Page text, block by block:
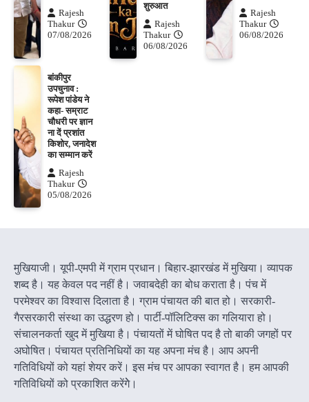
Rajesh
Thakur
07/08/2026
शुरुआत
Rajesh
Thakur
06/08/2026
Rajesh
Thakur
06/08/2026
बांकीपुर
उपचुनाव :
रूपेश पांडेय ने
कहा- सम्राट
चौधरी पर ज्ञान
ना दें प्रशांत
किशोर, जनादेश
का सम्मान करें
Rajesh
Thakur
05/08/2026
मुखियाजी। यूपी-एमपी में ग्राम प्रधान। बिहार-झारखंड में मुखिया। व्यापक
शब्द है। यह केवल पद नहीं है। जवाबदेही का बोध कराता है। पंच में
परमेश्वर का विश्वास दिलाता है। ग्राम पंचायत की बात हो। सरकारी-
गैरसरकारी संस्था का उद्धरण हो। पार्टी-पॉलिटिक्स का गलियारा हो।
संचालनकर्ता खुद में मुखिया है। पंचायतों में घोषित पद है तो बाकी जगहों पर
अघोषित। पंचायत प्रतिनिधियों का यह अपना मंच है। आप अपनी
गतिविधियों को यहां शेयर करें। इस मंच पर आपका स्वागत है। हम आपकी
गतिविधियों को प्रकाशित करेंगेे।